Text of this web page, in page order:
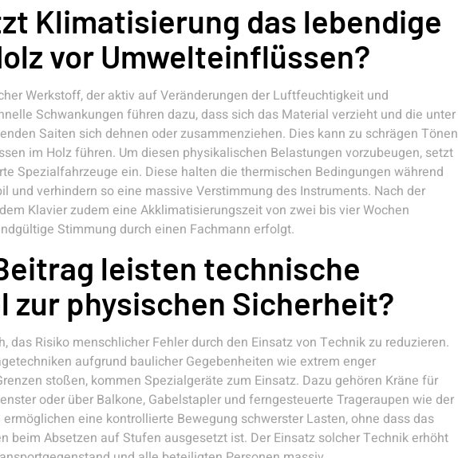
Klimatisierung das lebendige
vor Umwelteinflüssen?
Werkstoff, der aktiv auf Veränderungen der Luftfeuchtigkeit und
Schwankungen führen dazu, dass sich das Material verzieht und die unter
Saiten sich dehnen oder zusammenziehen. Dies kann zu schrägen Tönen
im Holz führen. Um diesen physikalischen Belastungen vorzubeugen, setzt
Spezialfahrzeuge ein. Diese halten die thermischen Bedingungen während
und verhindern so eine massive Verstimmung des Instruments. Nach der
Klavier zudem eine Akklimatisierungszeit von zwei bis vier Wochen
Stimmung durch einen Fachmann erfolgt.
leisten technische
zur physischen Sicherheit?
das Risiko menschlicher Fehler durch den Einsatz von Technik zu reduzieren.
aufgrund baulicher Gegebenheiten wie extrem enger
stoßen, kommen Spezialgeräte zum Einsatz. Dazu gehören Kräne für
oder über Balkone, Gabelstapler und ferngesteuerte Trageraupen wie der
eine kontrollierte Bewegung schwerster Lasten, ohne dass das
beim Absetzen auf Stufen ausgesetzt ist. Der Einsatz solcher Technik erhöht